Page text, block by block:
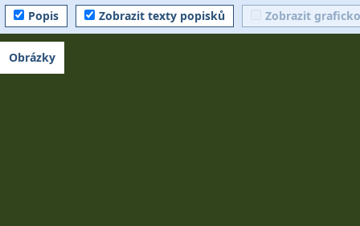
Popis Zobrazit texty popisků Zobrazit
Obrázky